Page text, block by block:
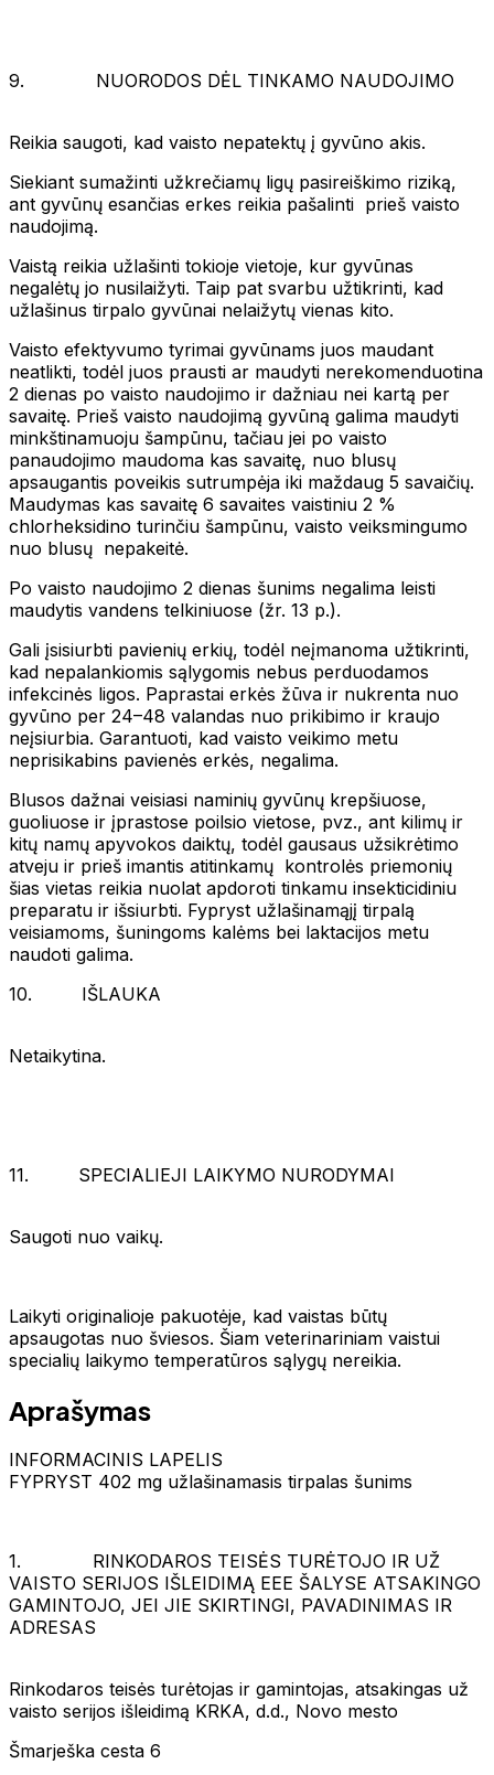
9. NUORODOS DĖL TINKAMO NAUDOJIMO
Reikia saugoti, kad vaisto nepatektų į gyvūno akis.
Siekiant sumažinti užkrečiamų ligų pasireiškimo riziką,
ant gyvūnų esančias erkes reikia pašalinti prieš vaisto
naudojimą.
Vaistą reikia užlašinti tokioje vietoje, kur gyvūnas
negalėtų jo nusilaižyti. Taip pat svarbu užtikrinti, kad
užlašinus tirpalo gyvūnai nelaižytų vienas kito.
Vaisto efektyvumo tyrimai gyvūnams juos maudant
neatlikti, todėl juos prausti ar maudyti nerekomenduotina
2 dienas po vaisto naudojimo ir dažniau nei kartą per
savaitę. Prieš vaisto naudojimą gyvūną galima maudyti
minkštinamuoju šampūnu, tačiau jei po vaisto
panaudojimo maudoma kas savaitę, nuo blusų
apsaugantis poveikis sutrumpėja iki maždaug 5 savaičių.
Maudymas kas savaitę 6 savaites vaistiniu 2 %
chlorheksidino turinčiu šampūnu, vaisto veiksmingumo
nuo blusų nepakeitė.
Po vaisto naudojimo 2 dienas šunims negalima leisti
maudytis vandens telkiniuose (žr. 13 p.).
Gali įsisiurbti pavienių erkių, todėl neįmanoma užtikrinti,
kad nepalankiomis sąlygomis nebus perduodamos
infekcinės ligos. Paprastai erkės žūva ir nukrenta nuo
gyvūno per 24–48 valandas nuo prikibimo ir kraujo
neįsiurbia. Garantuoti, kad vaisto veikimo metu
neprisikabins pavienės erkės, negalima.
Blusos dažnai veisiasi naminių gyvūnų krepšiuose,
guoliuose ir įprastose poilsio vietose, pvz., ant kilimų ir
kitų namų apyvokos daiktų, todėl gausaus užsikrėtimo
atveju ir prieš imantis atitinkamų kontrolės priemonių
šias vietas reikia nuolat apdoroti tinkamu insekticidiniu
preparatu ir išsiurbti. Fypryst užlašinamąjį tirpalą
veisiamoms, šuningoms kalėms bei laktacijos metu
naudoti galima.
10. IŠLAUKA
Netaikytina.
11. SPECIALIEJI LAIKYMO NURODYMAI
Saugoti nuo vaikų.
Laikyti originalioje pakuotėje, kad vaistas būtų
apsaugotas nuo šviesos. Šiam veterinariniam vaistui
specialių laikymo temperatūros sąlygų nereikia.
Aprašymas
INFORMACINIS LAPELIS
FYPRYST 402 mg užlašinamasis tirpalas šunims
1. RINKODAROS TEISĖS TURĖTOJO IR UŽ
VAISTO SERIJOS IŠLEIDIMĄ EEE ŠALYSE ATSAKINGO
GAMINTOJO, JEI JIE SKIRTINGI, PAVADINIMAS IR
ADRESAS
Rinkodaros teisės turėtojas ir gamintojas, atsakingas už
vaisto serijos išleidimą KRKA, d.d., Novo mesto
Šmarješka cesta 6